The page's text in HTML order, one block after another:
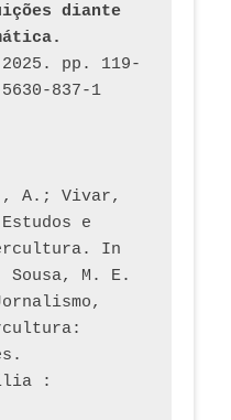
diante
2025. pp. 119-
837-1
A.; Vivar,
e
In
M. E.
: